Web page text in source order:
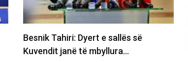
Besnik Tahiri: Dyert e sallës së
Kuvendit janë të mbyllura…